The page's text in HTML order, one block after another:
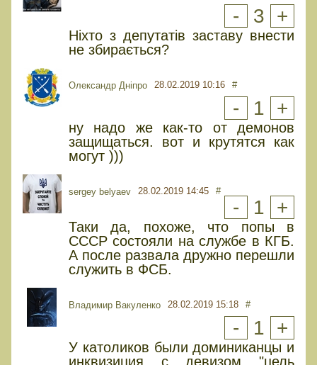
- 3 +
Ніхто з депутатів заставу внести
не збирається?
Олександр Дніпро 28.02.2019 10:16 #
- 1 +
ну надо же как-то от демонов
защищаться. вот и крутятся как
могут )))
sergey belyaev 28.02.2019 14:45 #
- 1 +
Таки да, похоже, что попы в
СССР состояли на службе в КГБ.
А после развала дружно перешли
служить в ФСБ.
Владимир Вакуленко 28.02.2019 15:18 #
- 1 +
У католиков были доминиканцы и
инквизиция с девизом "цель